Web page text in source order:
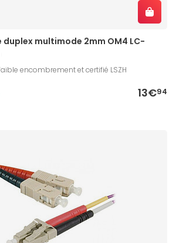
multimode 2mm OM4 LC-
encombrement et certifié LSZH
13€94